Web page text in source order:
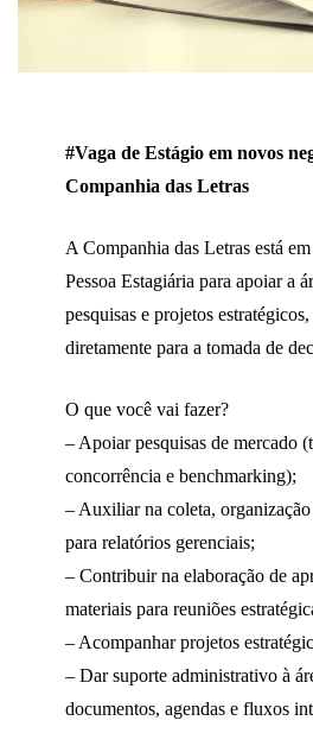
#Vaga de Estágio em novos
Companhia das Letras
A Companhia das Letras está
Pessoa Estagiária para apoiar a
pesquisas e projetos
diretamente para a tomada de
O que você vai fazer?
– Apoiar pesquisas de mercado
concorrência e benchmarking);
– Auxiliar na coleta, organização
para relatórios gerenciais;
– Contribuir na elaboração de
materiais para reuniões
– Acompanhar projetos
– Dar suporte administrativo à
documentos, agendas e fluxos